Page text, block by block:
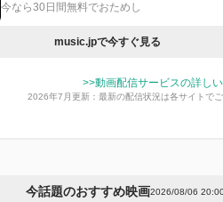
今なら30日間無料でおためし
music.jpで今すぐ見る
>>動画配信サービスの詳し
2026年7月更新：最新の配信状況は各サイトで
今話題のおすすめ映画2026/08/06